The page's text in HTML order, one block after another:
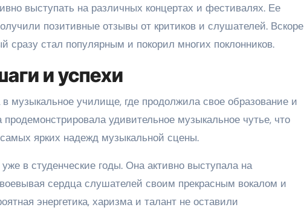
выступать на различных концертах и фестивалях. Ее
позитивные отзывы от критиков и слушателей. Вскоре
сразу стал популярным и покорил многих поклонников.
и успехи
музыкальное училище, где продолжила свое образование и
удивительное музыкальное чутье, что
ярких надежд музыкальной сцены.
в студенческие годы. Она активно выступала на
сердца слушателей своим прекрасным вокалом и
энергетика, харизма и талант не оставили